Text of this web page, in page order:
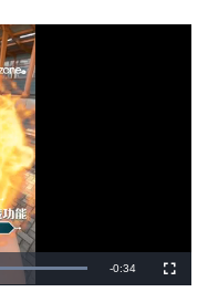
剩
-0:34
全
螢